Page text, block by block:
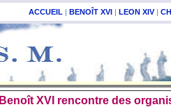
ACCUEIL | BENOÎT XVI | LEON XIV|
Benoît XVI rencontre des